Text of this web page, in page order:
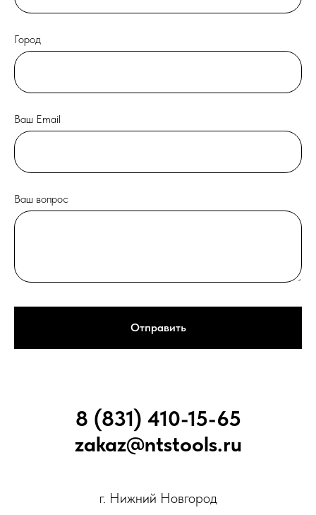
Город
Ваш Email
Ваш вопрос
Отправить
8 (831) 410-15-65
zakaz@ntstools.ru
г. Нижний Новгород